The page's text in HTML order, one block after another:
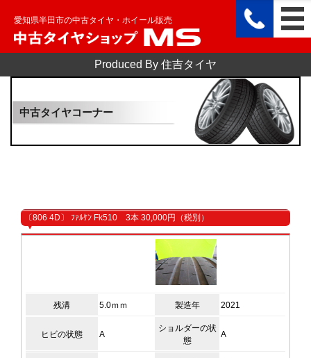
愛知県半田市の中古タイヤ・ホイール販売
Produced By 住吉タイヤ
中古タイヤコーナー
〔806 4D〕 ﾌｧﾙｹﾝ Fk510 3本 30,000円（税別）
残溝 5.0ｍｍ 製造年 2021
ヒビの状態 A
ショルダーの状
態
A